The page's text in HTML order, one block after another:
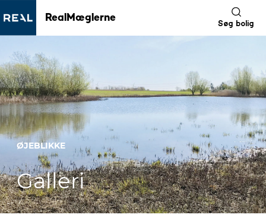
RealMæglerne
Søg bolig
ØJEBLIKKE
Galleri